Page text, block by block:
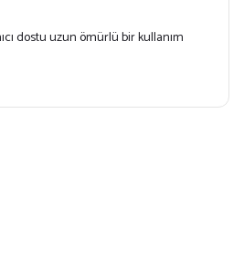
dostu uzun ömürlü bir kullanım